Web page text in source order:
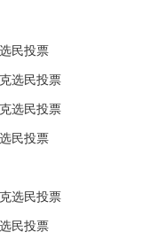
民投票
选民投票
选民投票
民投票
选民投票
民投票